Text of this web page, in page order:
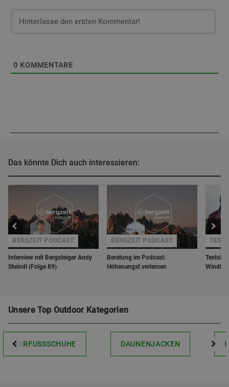
0 KOMMENTARE
Das könnte Dich auch interessieren:
Interview mit Bergsteiger Andy
Steindl (Folge 89)
BERGZEIT PODCAST
Beratung im Podcast:
Höhenangst verlernen
BERGZEIT PODCAST
Unsere Top Outdoor Kategorien
BARFUSSSCHUHE DAUNENJACKEN